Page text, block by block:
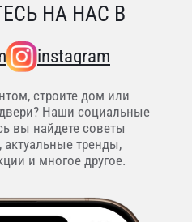
НА НАС В
instagram
строите дом или
Наши социальные
вы найдете советы
тренды,
и многое другое.